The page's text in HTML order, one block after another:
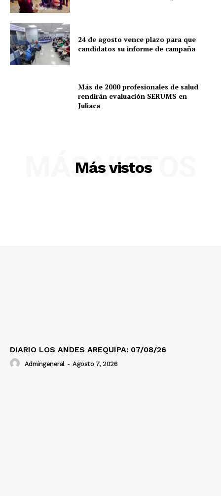
24 de agosto vence plazo para que
candidatos su informe de campaña
Más de 2000 profesionales de salud
rendirán evaluación SERUMS en
Juliaca
Más vistos
MÁS VISTOS
DIARIO LOS ANDES AREQUIPA: 07/08/26
Admingeneral - Agosto 7, 2026